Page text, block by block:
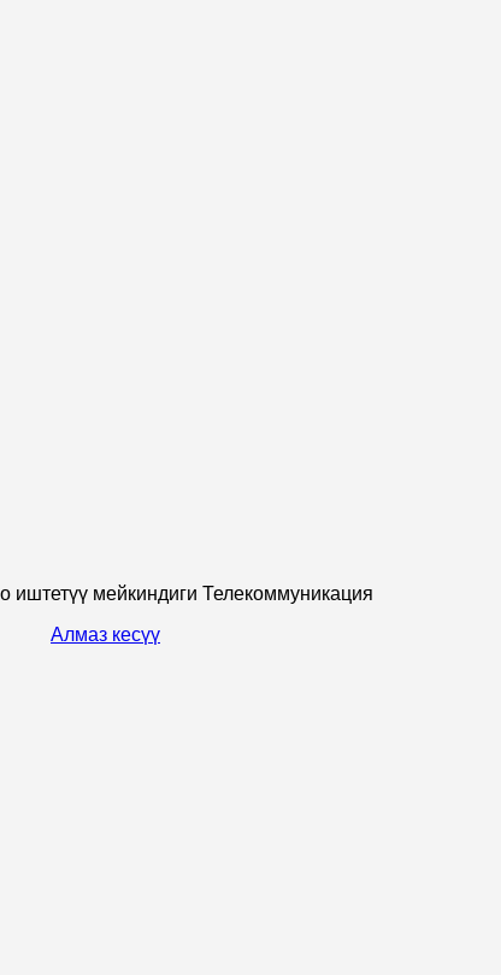
мейкиндиги Телекоммуникация
Алмаз кесүү